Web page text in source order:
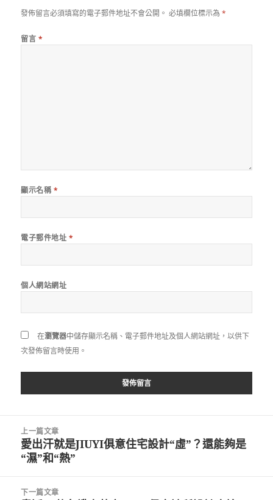
發佈留言必須填寫的電子郵件地址不會公開。 必填欄位標示為*
留言 *
顯示名稱 *
電子郵件地址 *
個人網站網址
在瀏覽器中儲存顯示名稱、電子郵件地址及個人網站網址，以供下
次發佈留言時使用。
上一篇文章
上
一
文
愛出汗就是JIUYI俱意住宅設計“虛”？還能夠是
“濕”和“熱”
下一篇文章